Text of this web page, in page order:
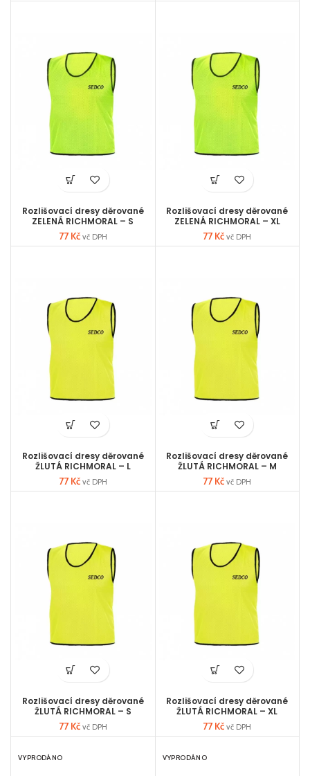
Rozlišovací dresy děrované
ZELENÁ RICHMORAL – S
77Kč vč DPH
Rozlišovací dresy děrované
ZELENÁ RICHMORAL – XL
77Kč vč DPH
Rozlišovací dresy děrované
ŽLUTÁ RICHMORAL – L
77Kč vč DPH
Rozlišovací dresy děrované
ŽLUTÁ RICHMORAL – M
77Kč vč DPH
Rozlišovací dresy děrované
ŽLUTÁ RICHMORAL – S
77Kč vč DPH
Rozlišovací dresy děrované
ŽLUTÁ RICHMORAL – XL
77Kč vč DPH
VYPRODÁNO VYPRODÁNO